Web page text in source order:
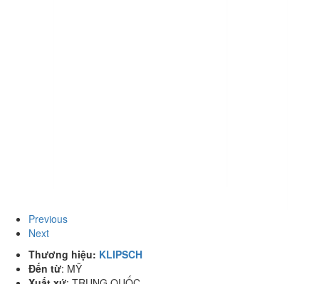
Previous
Next
Thương hiệu: KLIPSCH
Đến từ: MỸ